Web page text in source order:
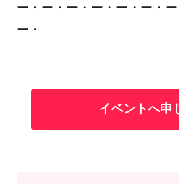
ー・ー・ー・ー・ー・ー・
ー・
イベントへ申